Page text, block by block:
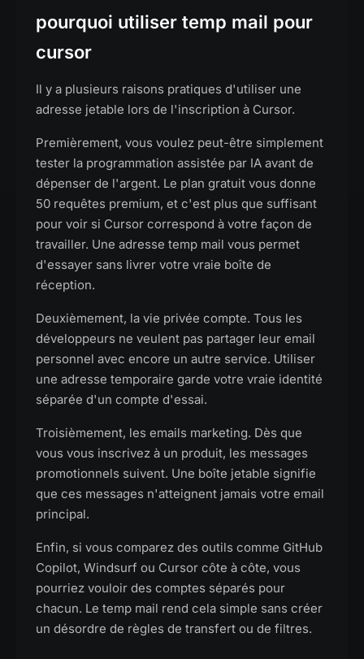
pourquoi utiliser temp mail pour
cursor
Il y a plusieurs raisons pratiques d'utiliser une
adresse jetable lors de l'inscription à Cursor.
Premièrement, vous voulez peut-être simplement
tester la programmation assistée par IA avant de
dépenser de l'argent. Le plan gratuit vous donne
50 requêtes premium, et c'est plus que suffisant
pour voir si Cursor correspond à votre façon de
travailler. Une adresse temp mail vous permet
d'essayer sans livrer votre vraie boîte de
réception.
Deuxièmement, la vie privée compte. Tous les
développeurs ne veulent pas partager leur email
personnel avec encore un autre service. Utiliser
une adresse temporaire garde votre vraie identité
séparée d'un compte d'essai.
Troisièmement, les emails marketing. Dès que
vous vous inscrivez à un produit, les messages
promotionnels suivent. Une boîte jetable signifie
que ces messages n'atteignent jamais votre email
principal.
Enfin, si vous comparez des outils comme GitHub
Copilot, Windsurf ou Cursor côte à côte, vous
pourriez vouloir des comptes séparés pour
chacun. Le temp mail rend cela simple sans créer
un désordre de règles de transfert ou de filtres.